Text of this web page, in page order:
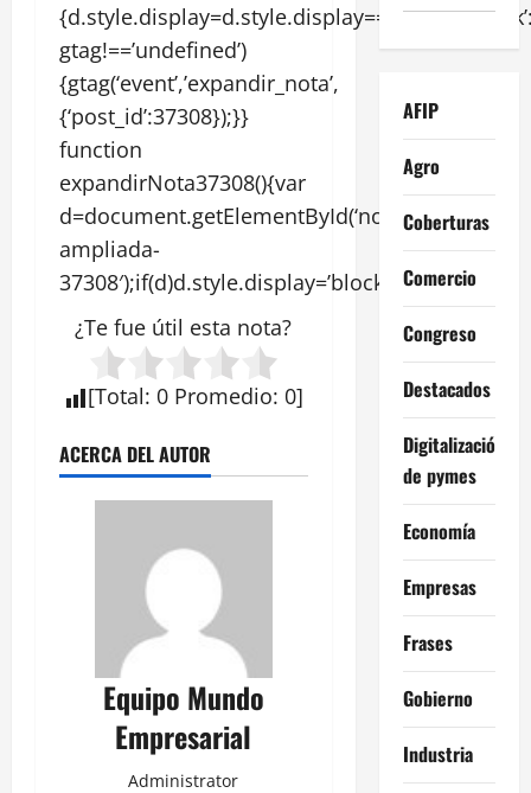
gtag!==’undefined’)
{gtag(‘event’,’expandir_nota’,
{‘post_id’:37308});}}
function
expandirNota37308(){var
d=document.getElementById(‘nota-
ampliada-
37308′);if(d)d.style.display=’block’;}
¿Te fue útil esta nota?
[Total: 0 Promedio: 0]
ACERCA DEL AUTOR
Equipo Mundo
Empresarial
Administrator
AFIP
Agro
Coberturas
Comercio
Congreso
Destacados
Digitalización
de pymes
Economía
Empresas
Frases
Gobierno
Industria